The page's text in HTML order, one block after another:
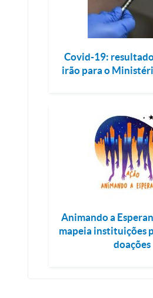
Covid-19:
irão para o
Animando a
mapeia instituições
doações